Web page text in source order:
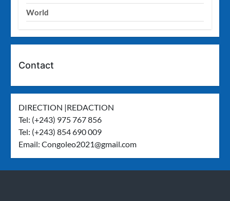
World
Contact
DIRECTION |REDACTION
Tel: (+243) 975 767 856
Tel: (+243) 854 690 009
Email:Congoleo2021@gmail.com